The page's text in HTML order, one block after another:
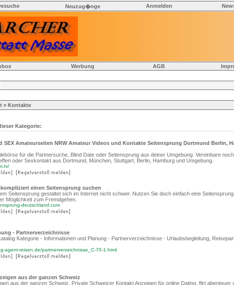
Neuzug�nge Anmelden
Werbung AGB
» Kontakte
Kategorie:
SEX Amateurseiten NRW Amateur Videos und Kontakte Seitensprung Dortmund Berlin,
für die Partnersuche, Blind Date oder Seitensprung aus deiner Umgebung. Vereinbare
oder Sexkontakt aus Dortmund, München, Stuttgart, Berlin, Hamburg und Umgebung.
einen Seitensprung suchen
Seitensprung gestaltet sich im Internet nicht schwer. Nutzen Sie doch einfach eine
Möglichkeit zum Fremdgehen.
deutschland.com
- Partnerverzeichnisse
Kategorie - Informationen und Planung - Partnerverzeichnisse - Urlaubsbegleitung,
agent-reisen.de/partnerverzeichnisse_C-70-1.html
aus der ganzen Schweiz
aus der ganzen Schweiz. Private Schweizer Kontakt Anzeigen für online Dating, flirt abenteuer